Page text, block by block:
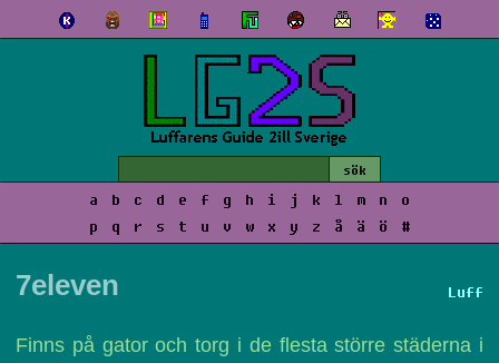
a b c d e f g h i j k l m n
o
p
q r s t u v w x y z å ä ö #
Luff
7eleven
Finns på gator och torg i de flesta större städerna i